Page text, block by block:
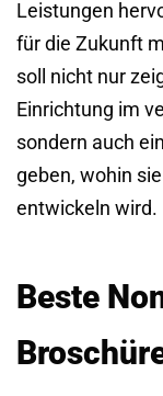
Leistungen
für die Zukunft
soll nicht nur
Einrichtung im
sondern auch
geben, wohin
entwickeln wird.
Beste